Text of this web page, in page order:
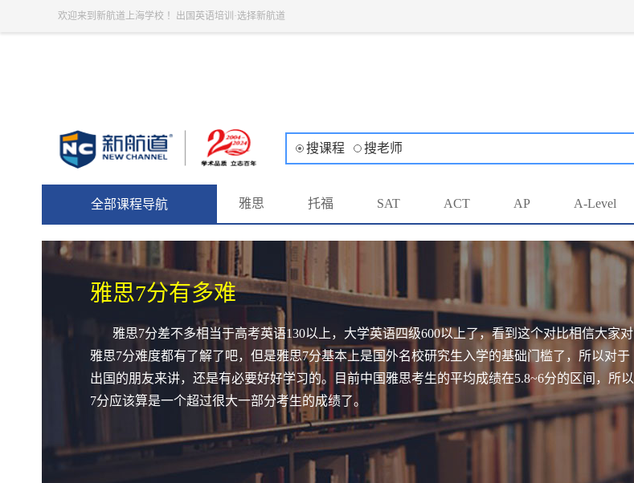
欢迎来到新航道上海学校 ！出国英语培训·选择新航道
搜课程 搜老师
全部课程导航 雅思 托福 SAT ACT AP A-Level
雅思7分有多难
雅思7分差不多相当于高考英语130以上，大学英语四级600以上了，看到这个对比相信大家对
雅思7分难度都有了解了吧，但是雅思7分基本上是国外名校研究生入学的基础门槛了，所以对于
出国的朋友来讲，还是有必要好好学习的。目前中国雅思考生的平均成绩在5.8~6分的区间，所以
7分应该算是一个超过很大一部分考生的成绩了。